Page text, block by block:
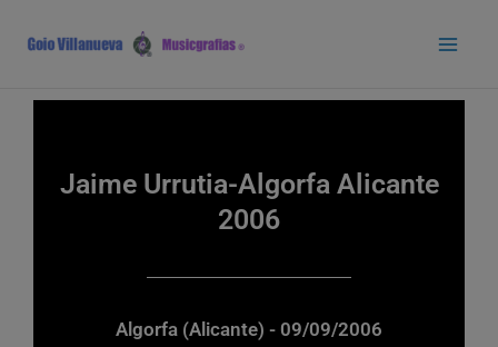
contenido
Jaime Urrutia-Algorfa Alicante
2006
Algorfa (Alicante) - 09/09/2006